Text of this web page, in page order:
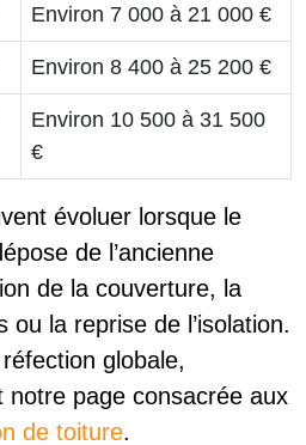
Environ 7 000 à 21 000 €
Environ 8 400 à 25 200 €
Environ 10 500 à 31 500
€
évoluer lorsque le
de l’ancienne
de la couverture, la
ou la reprise de l’isolation.
globale,
notre page consacrée aux
de toiture.